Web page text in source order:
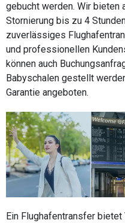
gebucht werden. Wir
Stornierung bis zu 4
zuverlässiges
und professionellen
können auch
Babyschalen gestellt
Garantie angeboten.
Ein Flughafentransfer